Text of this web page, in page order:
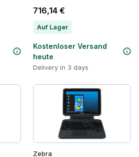
716,14 €
Auf Lager
Kostenloser Versand
heute
Delivery in 3 days
Zebra